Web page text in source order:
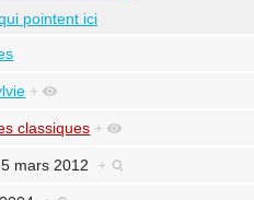
pointent ici
+
classiques +
mars 2012 +